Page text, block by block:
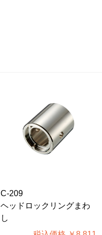
C-209
ヘッドロックリングまわ
し